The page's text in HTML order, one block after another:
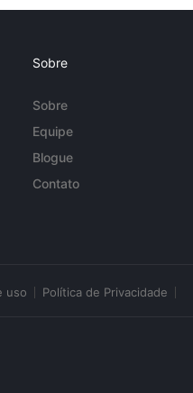
Sobre
Sobre
Equipe
Blogue
Contato
uso Política de Privacidade